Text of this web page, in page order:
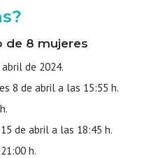
de 8 mujeres
de 2024.
8 de abril a las 15:55 h.
de abril a las 18:45 h.
h.